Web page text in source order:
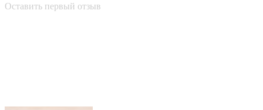
Оставить первый отзыв